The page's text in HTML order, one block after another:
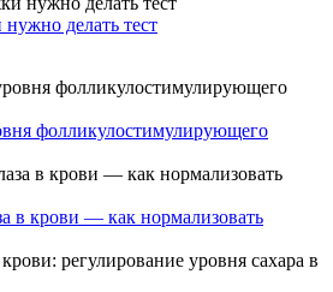
делать тест
фолликулостимулирующего
в крови — как нормализовать